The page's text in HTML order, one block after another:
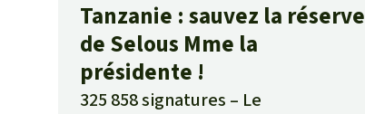
Tanzanie : sauvez la réserve
de Selous Mme la
présidente !
325 858 signatures
Le